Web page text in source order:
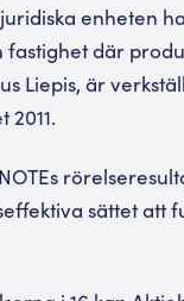
enheten
fastighet där
Liepis, är
sättet att